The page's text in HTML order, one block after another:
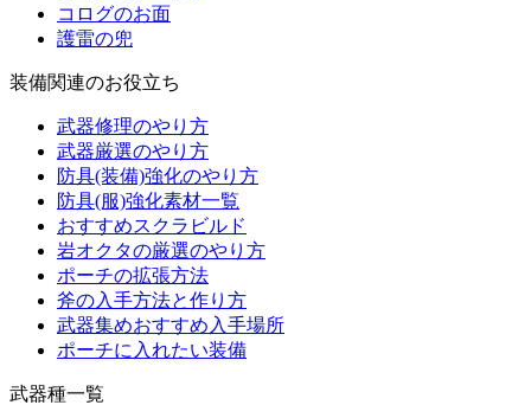
コログのお面
護雷の兜
装備関連のお役立ち
武器修理のやり方
武器厳選のやり方
防具(装備)強化のやり方
防具(服)強化素材一覧
おすすめスクラビルド
岩オクタの厳選のやり方
ポーチの拡張方法
斧の入手方法と作り方
武器集めおすすめ入手場所
ポーチに入れたい装備
武器種一覧